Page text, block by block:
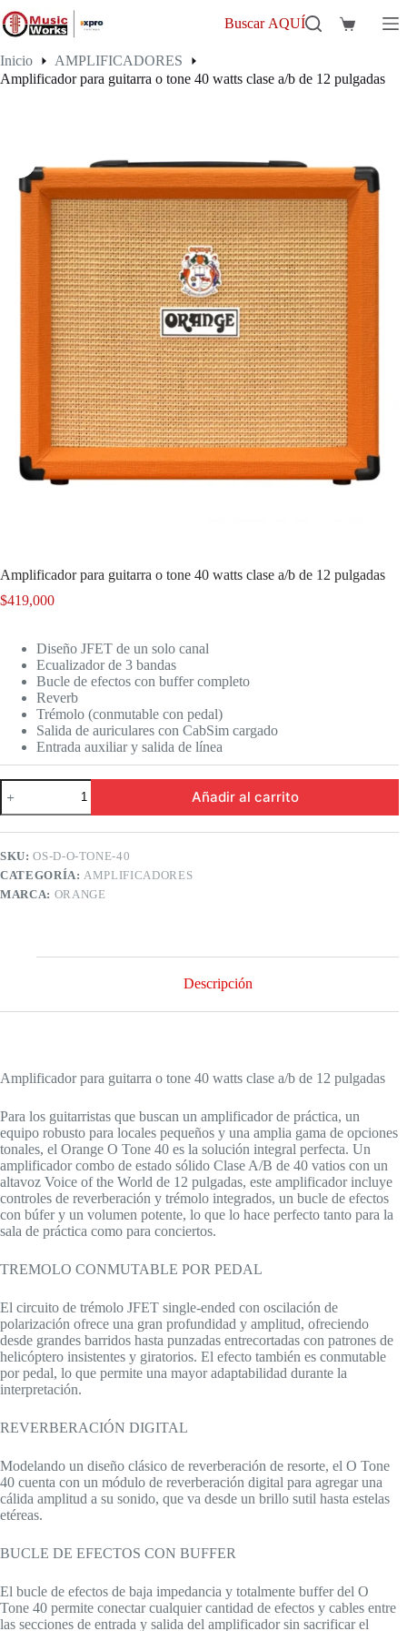
al
contenido
Buscar AQUÍ
Carro
Inicio
AMPLIFICADORES
Amplificador para guitarra o tone 40 watts clase a/b de 12 pulgadas
Amplificador para guitarra o tone 40 watts clase a/b de 12 pulgadas
$419,000
Diseño JFET de un solo canal
Ecualizador de 3 bandas
Bucle de efectos con buffer completo
Reverb
Trémolo (conmutable con pedal)
Salida de auriculares con CabSim cargado
Entrada auxiliar y salida de línea
Amplificador
para
guitarra
o
40
watts
clase
pulgadas
Añadir al carrito
SKU:OS-D-O-TONE-40
CATEGORÍA: AMPLIFICADORES
MARCA: ORANGE
Descripción
Amplificador para guitarra o tone 40 watts clase a/b de 12 pulgadas
Para los guitarristas que buscan un amplificador de práctica, un
equipo robusto para locales pequeños y una amplia gama de opciones
tonales, el Orange O Tone 40 es la solución integral perfecta. Un
amplificador combo de estado sólido Clase A/B de 40 vatios con un
altavoz Voice of the World de 12 pulgadas, este amplificador incluye
controles de reverberación y trémolo integrados, un bucle de efectos
con búfer y un volumen potente, lo que lo hace perfecto tanto para la
sala de práctica como para conciertos.
TREMOLO CONMUTABLE POR PEDAL
El circuito de trémolo JFET single-ended con oscilación de
polarización ofrece una gran profundidad y amplitud, ofreciendo
desde grandes barridos hasta punzadas entrecortadas con patrones de
helicóptero insistentes y giratorios. El efecto también es conmutable
por pedal, lo que permite una mayor adaptabilidad durante la
interpretación.
REVERBERACIÓN DIGITAL
Modelando un diseño clásico de reverberación de resorte, el O Tone
40 cuenta con un módulo de reverberación digital para agregar una
cálida amplitud a su sonido, que va desde un brillo sutil hasta estelas
etéreas.
BUCLE DE EFECTOS CON BUFFER
El bucle de efectos de baja impedancia y totalmente buffer del O
Tone 40 permite conectar cualquier cantidad de efectos y cables entre
las secciones de entrada y salida del amplificador sin sacrificar el